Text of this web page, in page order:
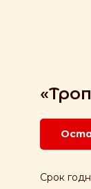
Срок